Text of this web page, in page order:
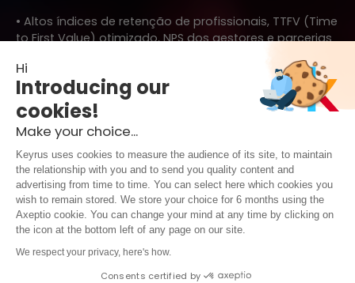
• Altos índices de retenção de profissionais, TTFV (Time
to First Value) otimizado, NPS dos gestores e parcerias
Fale com um especialista e comece a inovar com
IA
Legal notice & Terms of use|Privacy Policy|
Hi
Introducing our
cookies!
Make your choice...
Keyrus uses cookies to measure the audience of its site, to maintain
the relationship with you and to send you quality content and
advertising from time to time. You can select here which cookies you
wish to remain stored. We store your choice for 6 months using the
Axeptio cookie. You can change your mind at any time by clicking on
the icon at the bottom left of any page on our site.
We respect your privacy, here's how.
Consents certified by